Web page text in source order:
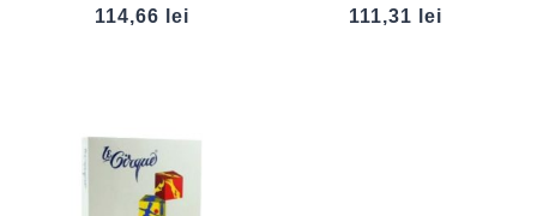
114,66
lei
111,31
lei